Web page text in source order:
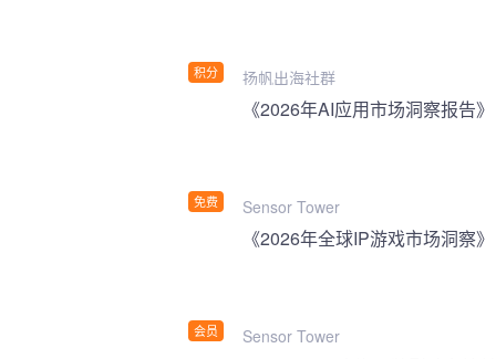
积分 扬帆出海社群
免费
《2026年AI应用市场洞察报告》
Sensor Tower
会员
《2026年全球IP游戏市场洞察》
Sensor Tower